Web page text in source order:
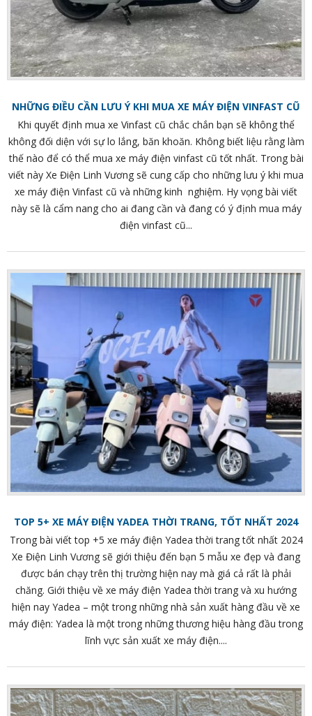
NHỮNG ĐIỀU CẦN LƯU Ý KHI MUA XE MÁY ĐIỆN VINFAST CŨ
Khi quyết định mua xe Vinfast cũ chắc chắn bạn sẽ không thể
không đối diện với sự lo lắng, băn khoăn. Không biết liệu rằng làm
thế nào để có thể mua xe máy điện vinfast cũ tốt nhất. Trong bài
viết này Xe Điện Linh Vương sẽ cung cấp cho những lưu ý khi mua
xe máy điện Vinfast cũ và những kinh nghiệm. Hy vọng bài viết
này sẽ là cẩm nang cho ai đang cần và đang có ý định mua máy
điện vinfast cũ...
TOP 5+ XE MÁY ĐIỆN YADEA THỜI TRANG, TỐT NHẤT 2024
Trong bài viết top +5 xe máy điện Yadea thời trang tốt nhất 2024
Xe Điện Linh Vương sẽ giới thiệu đến bạn 5 mẫu xe đẹp và đang
được bán chạy trên thị trường hiện nay mà giá cả rất là phải
chăng. Giới thiệu về xe máy điện Yadea thời trang và xu hướng
hiện nay Yadea – một trong những nhà sản xuất hàng đầu về xe
máy điện: Yadea là một trong những thương hiệu hàng đầu trong
lĩnh vực sản xuất xe máy điện....